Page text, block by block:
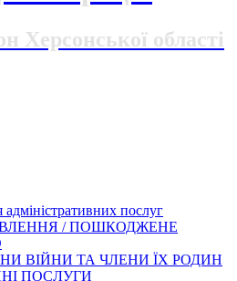
Херсонської області
послуг
/ ПОШКОДЖЕНЕ
ВІЙНИ ТА ЧЛЕНИ ЇХ РОДИН
ПОСЛУГИ